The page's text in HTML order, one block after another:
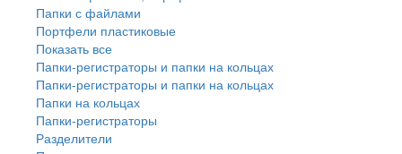
Папки с файлами
Портфели пластиковые
Показать все
Папки-регистраторы и папки на кольцах
Папки-регистраторы и папки на кольцах
Папки на кольцах
Папки-регистраторы
Разделители